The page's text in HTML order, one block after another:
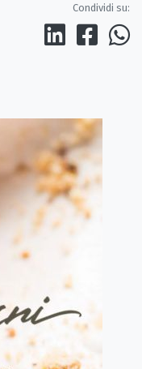
Condividi su: